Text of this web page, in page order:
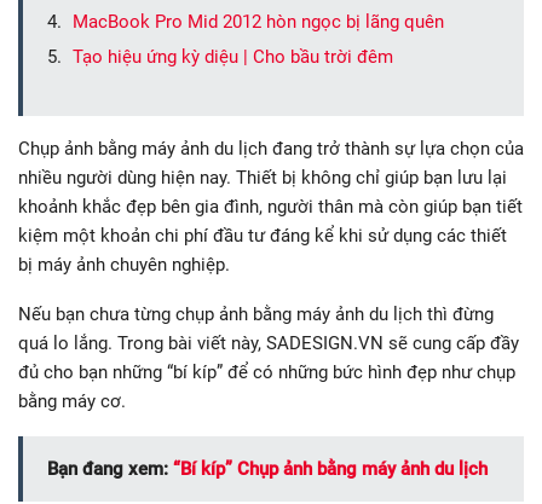
MacBook Pro Mid 2012 hòn ngọc bị lãng quên
Tạo hiệu ứng kỳ diệu | Cho bầu trời đêm
Chụp ảnh bằng máy ảnh du lịch đang trở thành sự lựa chọn của
nhiều người dùng hiện nay. Thiết bị không chỉ giúp bạn lưu lại
khoảnh khắc đẹp bên gia đình, người thân mà còn giúp bạn tiết
kiệm một khoản chi phí đầu tư đáng kể khi sử dụng các thiết
bị máy ảnh chuyên nghiệp.
Nếu bạn chưa từng chụp ảnh bằng máy ảnh du lịch thì đừng
quá lo lắng. Trong bài viết này, SADESIGN.VN sẽ cung cấp đầy
đủ cho bạn những “bí kíp” để có những bức hình đẹp như chụp
bằng máy cơ.
Bạn đang xem: “Bí kíp” Chụp ảnh bằng máy ảnh du lịch